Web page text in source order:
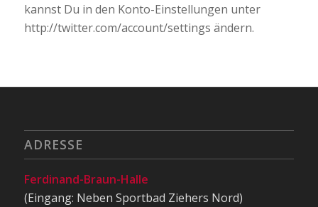
kannst Du in den Konto-Einstellungen unter
http://twitter.com/account/settings ändern.
ADRESSE
Ferdinand-Braun-Halle
(Eingang: Neben Sportbad Ziehers Nord)